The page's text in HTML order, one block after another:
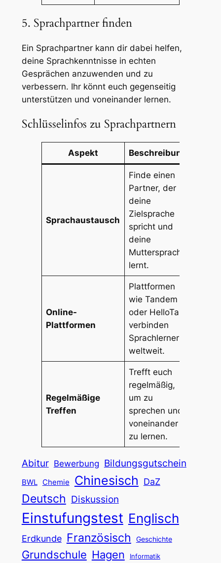
5. Sprachpartner finden
Ein Sprachpartner kann dir dabei helfen,
deine Sprachkenntnisse in echten
Gesprächen anzuwenden und zu
verbessern. Ihr könnt euch gegenseitig
unterstützen und voneinander lernen.
Schlüsselinfos zu Sprachpartnern
Aspekt Beschreibung
Sprachaustausch
Finde einen
Partner, der
deine
Zielsprache
spricht und
deine
Muttersprache
lernt.
Online-
Plattformen
Plattformen
wie Tandem
oder HelloTalk
verbinden
Sprachlerner
weltweit.
Regelmäßige
Treffen
Trefft euch
regelmäßig,
um zu
sprechen und
voneinander
zu lernen.
Abitur Bewerbung Bildungsgutschein
BWL Chemie Chinesisch DaZ
Deutsch Diskussion
Einstufungstest Englisch
Erdkunde Französisch Geschichte
Grundschule Hagen Informatik